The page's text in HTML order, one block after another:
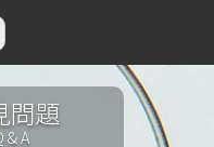
問題
& A